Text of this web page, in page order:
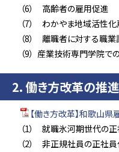
（6） 高齢者の雇用促進
（7） わかやま地域活性化
（8） 離職者に対する職業
（9） 産業技術専門学院で
2．働き方改革の推
【働き方改革】和歌山県
（1） 就職氷河期世代の
（2） 非正規社員の正社